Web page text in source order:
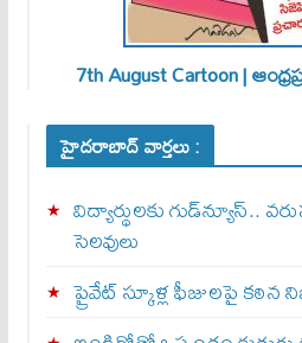
7th August Cartoon |
హైదరాబాద్ వార్తలు :
విద్యార్థులకు గుడ్‌న్యూస్..
సెలవులు
ప్రైవేట్ స్కూళ్ల ఫీజులపై కఠిన